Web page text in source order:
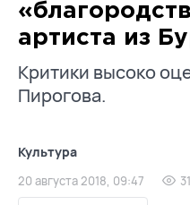
артиста из
Критики высоко
Пирогова.
Культура
20 августа 2018, 09:47